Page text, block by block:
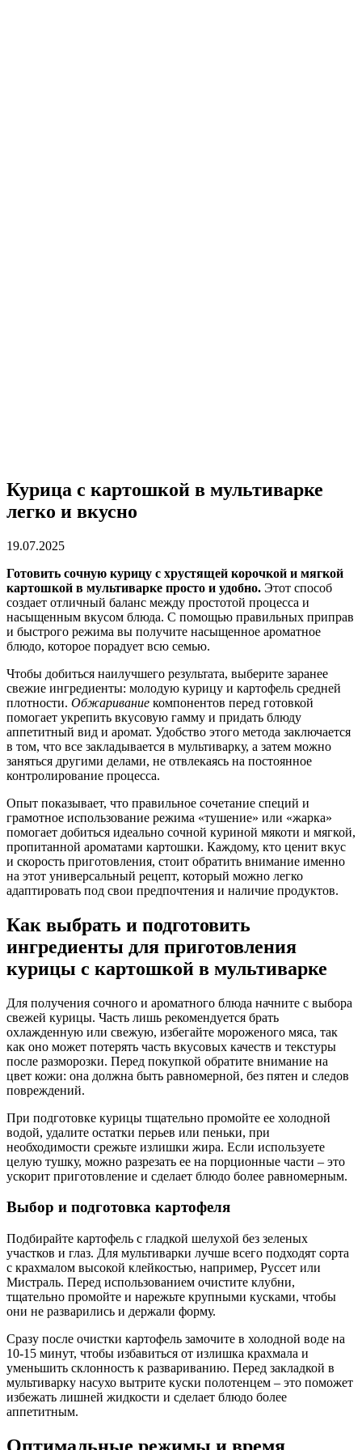
Курица с картошкой в мультиварке
легко и вкусно
19.07.2025
Готовить сочную курицу с хрустящей корочкой и мягкой
картошкой в мультиварке просто и удобно. Этот способ
создает отличный баланс между простотой процесса и
насыщенным вкусом блюда. С помощью правильных приправ
и быстрого режима вы получите насыщенное ароматное
блюдо, которое порадует всю семью.
Чтобы добиться наилучшего результата, выберите заранее
свежие ингредиенты: молодую курицу и картофель средней
плотности. Обжаривание компонентов перед готовкой
помогает укрепить вкусовую гамму и придать блюду
аппетитный вид и аромат. Удобство этого метода заключается
в том, что все закладывается в мультиварку, а затем можно
заняться другими делами, не отвлекаясь на постоянное
контролирование процесса.
Опыт показывает, что правильное сочетание специй и
грамотное использование режима «тушение» или «жарка»
помогает добиться идеально сочной куриной мякоти и мягкой,
пропитанной ароматами картошки. Каждому, кто ценит вкус
и скорость приготовления, стоит обратить внимание именно
на этот универсальный рецепт, который можно легко
адаптировать под свои предпочтения и наличие продуктов.
Как выбрать и подготовить
ингредиенты для приготовления
курицы с картошкой в мультиварке
Для получения сочного и ароматного блюда начните с выбора
свежей курицы. Часть лишь рекомендуется брать
охлажденную или свежую, избегайте мороженого мяса, так
как оно может потерять часть вкусовых качеств и текстуры
после разморозки. Перед покупкой обратите внимание на
цвет кожи: она должна быть равномерной, без пятен и следов
повреждений.
При подготовке курицы тщательно промойте ее холодной
водой, удалите остатки перьев или пеньки, при
необходимости срежьте излишки жира. Если используете
целую тушку, можно разрезать ее на порционные части – это
ускорит приготовление и сделает блюдо более равномерным.
Выбор и подготовка картофеля
Подбирайте картофель с гладкой шелухой без зеленых
участков и глаз. Для мультиварки лучше всего подходят сорта
с крахмалом высокой клейкостью, например, Руссет или
Мистраль. Перед использованием очистите клубни,
тщательно промойте и нарежьте крупными кусками, чтобы
они не разварились и держали форму.
Сразу после очистки картофель замочите в холодной воде на
10-15 минут, чтобы избавиться от излишка крахмала и
уменьшить склонность к развариванию. Перед закладкой в
мультиварку насухо вытрите куски полотенцем – это поможет
избежать лишней жидкости и сделает блюдо более
аппетитным.